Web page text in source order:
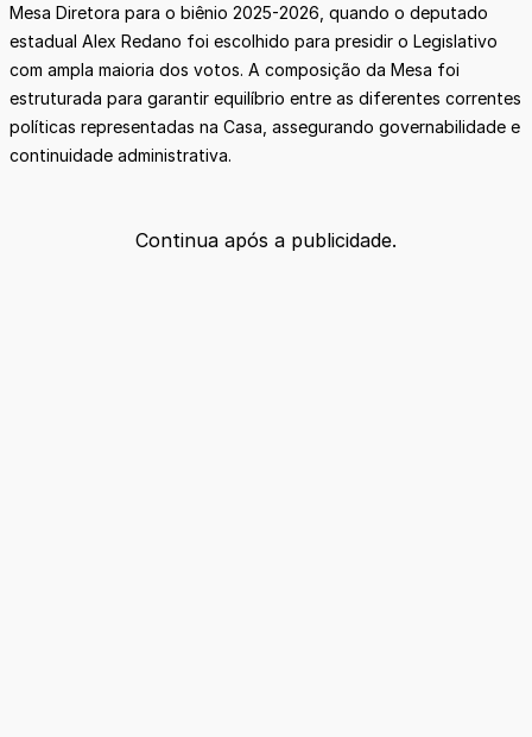
Mesa Diretora para o biênio 2025-2026, quando o deputado
estadual Alex Redano foi escolhido para presidir o Legislativo
com ampla maioria dos votos. A composição da Mesa foi
estruturada para garantir equilíbrio entre as diferentes correntes
políticas representadas na Casa, assegurando governabilidade e
continuidade administrativa.
Continua após a publicidade.